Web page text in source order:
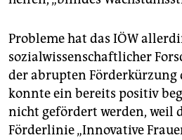
Pro­ble­me hat das IÖW
so­zial­wissenschaftlicher
der abrupten Förderkürzung
konnte ein bereits positiv
nicht gefördert werden, weil
Förderlinie „Innovative